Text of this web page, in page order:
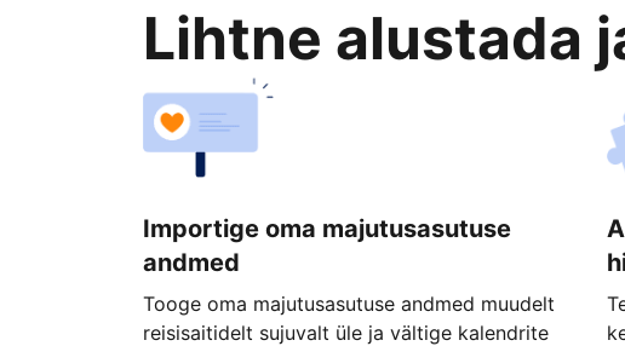
Lihtne alustada
Importige oma majutusasutuse
andmed
Tooge oma majutusasutuse andmed muudelt
reisisaitidelt sujuvalt üle ja vältige kalendrite